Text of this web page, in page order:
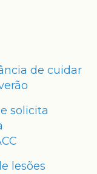
de cuidar
solicita
lesões